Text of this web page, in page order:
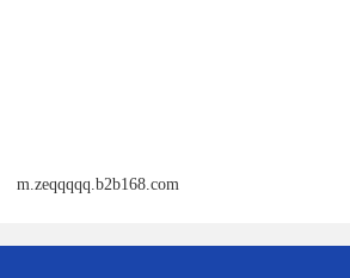
m.zeqqqqq.b2b168.com